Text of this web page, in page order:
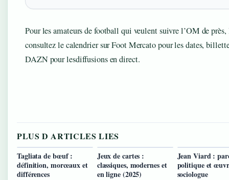
Pour les amateurs de football qui veulent suivre l’OM de
consultez le calendrier sur Foot Mercato pour les dates,
DAZN pour lesdiffusions en direct.
PLUS D ARTICLES LIES
Tagliata de bœuf :
définition, morceaux et
différences
Jeux de cartes :
classiques, modernes et
en ligne (2025)
Jean Viard :
politique et
sociologue